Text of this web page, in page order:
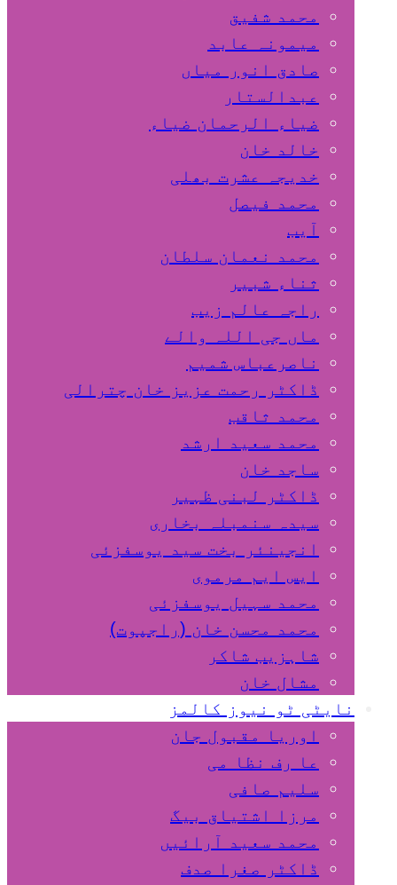
محمد شفیق
میمونہ عابد
صادق انور میاں
عبدالستار
ضیاء الرحمان ضیاء
خالد خان
خدیجہ عشرت بھلی
محمد فیصل
آیب
محمد نعمان سلطان
ثناء شبیر
راجہ عالم زیب
ماں جی اللہ والے
ناصرعباس شمیم
ڈاکٹر رحمت عزیز خان چترالی
محمد ثاقب
محمد سعید ارشد
ساجد خان
ڈاکٹر لبنی ظہیر
سیدہ سنمبلہ بخاری
انجینئر بخت سید یوسفزئی
ایس ایم مرموی
محمد سہیل یوسفزئی
محمد محسن خان (راجپوت)
شاہزیب شاکر
مشال خان
نایٹی ٹو نیوز کالمز
اوریا مقبول جان
عا رف نظا می
سلیم صافی
مرزا اشتیاق بیگ
محمد سعید آرائیں
ڈاکٹر صغرا صدف